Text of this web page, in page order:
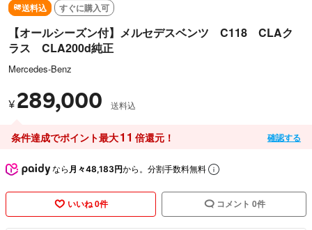
送料込 すぐに購入可
【オールシーズン付】メルセデスベンツ C118 CLAク
ラス CLA200d純正
Mercedes-Benz
¥ 289,000 送料込
条件達成でポイント最大11 倍還元！ 確認する
なら 月々48,183円から。分割手数料無料
いいね 0件 コメント 0件